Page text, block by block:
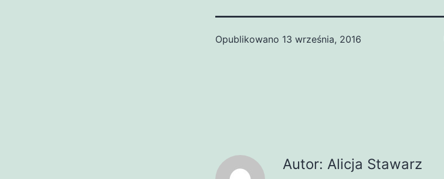
Opublikowano 13 września, 2016
Autor: Alicja Stawarz